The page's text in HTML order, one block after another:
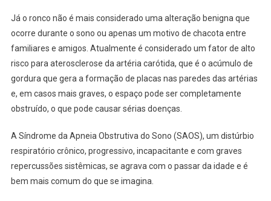
Já o ronco não é mais considerado uma alteração benigna que
ocorre durante o sono ou apenas um motivo de chacota entre
familiares e amigos. Atualmente é considerado um fator de alto
risco para aterosclerose da artéria carótida, que é o acúmulo de
gordura que gera a formação de placas nas paredes das artérias
e, em casos mais graves, o espaço pode ser completamente
obstruído, o que pode causar sérias doenças.
A Síndrome da Apneia Obstrutiva do Sono (SAOS), um distúrbio
respiratório crônico, progressivo, incapacitante e com graves
repercussões sistêmicas, se agrava com o passar da idade e é
bem mais comum do que se imagina.